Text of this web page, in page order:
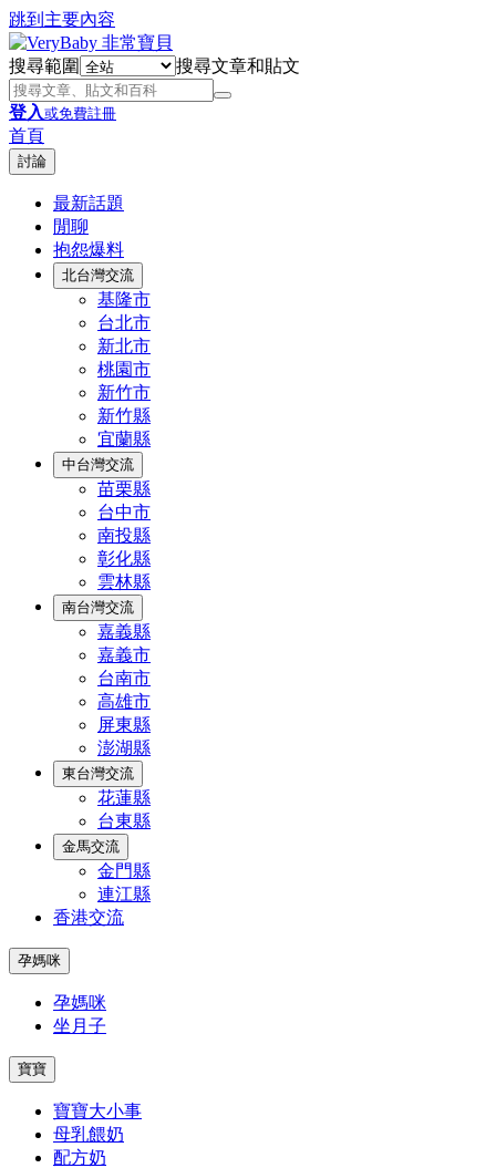
跳到主要內容
搜尋範圍 搜尋文章和貼文
登入或免費註冊
首頁
討論
最新話題
閒聊
抱怨爆料
北台灣交流
基隆市
台北市
新北市
桃園市
新竹市
新竹縣
宜蘭縣
中台灣交流
苗栗縣
台中市
南投縣
彰化縣
雲林縣
南台灣交流
嘉義縣
嘉義市
台南市
高雄市
屏東縣
澎湖縣
東台灣交流
花蓮縣
台東縣
金馬交流
金門縣
連江縣
香港交流
孕媽咪
孕媽咪
坐月子
寶寶
寶寶大小事
母乳餵奶
配方奶